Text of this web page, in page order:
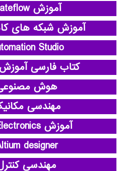
آموزش stateflow
آموزش شبکه های
Studio
کتاب فارسی
هوش
مهندسی
آموزش SimElectronics
designer
مهندسی